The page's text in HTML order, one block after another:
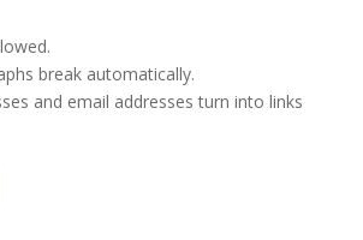
break automatically.
and email addresses turn into links